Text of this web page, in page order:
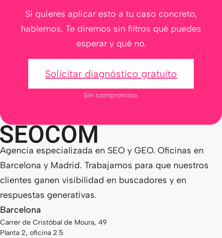
Si quieres aplicar esto a tu caso concreto,
hablemos. Te diremos sin filtros qué puedes
esperar y qué no.
Solicitar diagnóstico gratuito
Sin compromiso.
Agencia especializada en SEO y GEO. Oficinas en
Barcelona y Madrid. Trabajamos para que nuestros
clientes ganen visibilidad en buscadores y en
respuestas generativas.
Barcelona
Carrer de Cristóbal de Moura, 49
Planta 2, oficina 2.5